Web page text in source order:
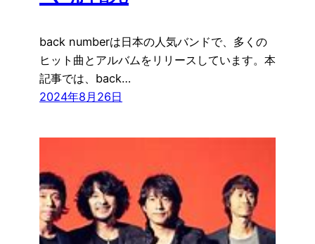
back numberは日本の人気バンドで、多くの
ヒット曲とアルバムをリリースしています。本
記事では、back…
2024年8月26日